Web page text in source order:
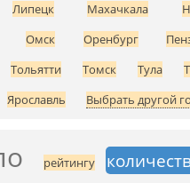
Липецк Махачкала
Омск Оренбург
Тольятти Томск Тула
Ярославль Выбрать другой
рейтингу